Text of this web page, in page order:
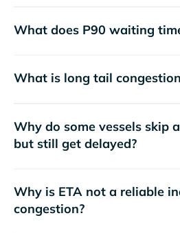
What does P90 waiting
What is long tail
Why do some vessels skip
but still get delayed?
Why is ETA not a reliable
congestion?